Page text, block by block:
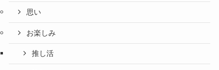
思い
お楽しみ
推し活